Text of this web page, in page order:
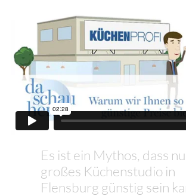
Es ist ein Mythos, dass
großes Küchenstudio in
Flensburg günstig sein